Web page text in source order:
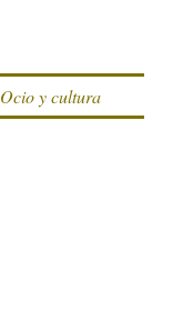
Ocio y cultura